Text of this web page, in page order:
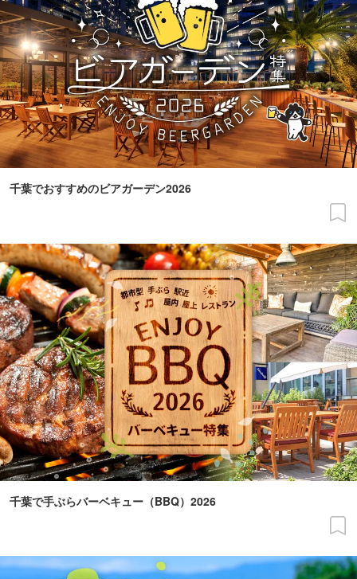
千葉でおすすめのビアガーデン2026
千葉で手ぶらバーベキュー（BBQ）2026